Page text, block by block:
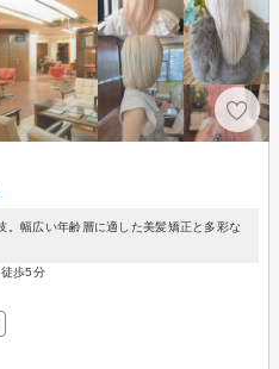
幅広い年齢層に適した美髪矯正と多彩な
歩5分